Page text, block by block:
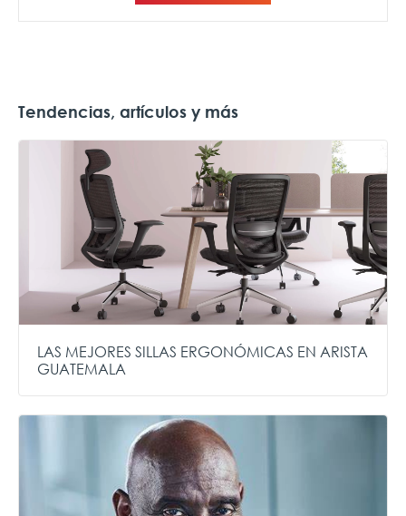
Tendencias, artículos y más
LAS MEJORES SILLAS ERGONÓMICAS EN ARISTA
GUATEMALA